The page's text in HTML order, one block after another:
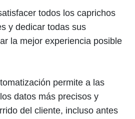
todos los caprichos
y dedicar todas sus
la mejor experiencia posible
permite a las
datos más precisos y
del cliente, incluso antes